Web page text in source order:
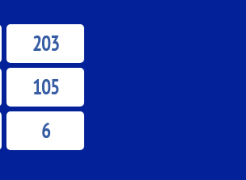
203
105
6